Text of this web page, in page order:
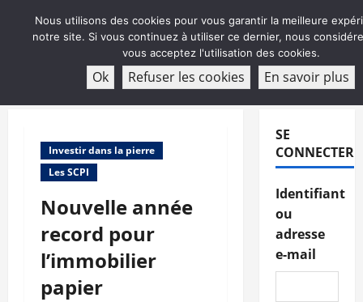
ABONNEMENT
Investir dans la pierre
Les SCPI
Nouvelle année
record pour
l’immobilier
papier
SE
CONNECTER
Identifiant
ou
adresse
e-mail
Nous utilisons des cookies pour vous garantir la meilleure
notre site. Si vous continuez à utiliser ce dernier, nous
vous acceptez l'utilisation des cookies.
Ok Refuser les cookies En savoir plus